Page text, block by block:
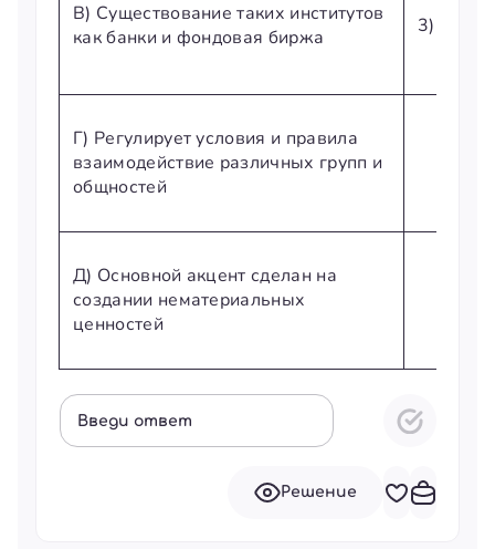
В) Существование таких институтов
как банки и фондовая биржа
3)
Г) Регулирует условия и правила
взаимодействие различных групп и
общностей
Д) Основной акцент сделан на
создании нематериальных
ценностей
Введи ответ
Решение